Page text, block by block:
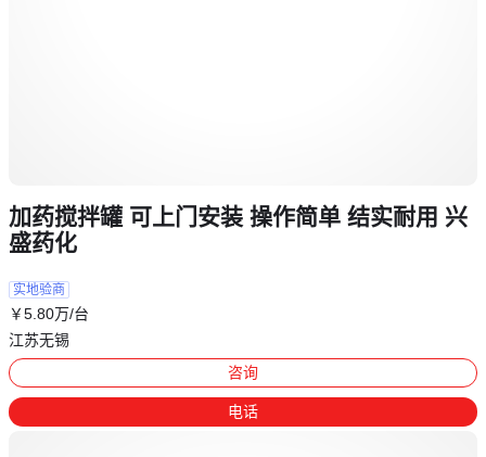
加药搅拌罐 可上门安装 操作简单 结实耐用 兴
盛药化
实地验商
￥5.80万/台
江苏无锡
咨询
电话